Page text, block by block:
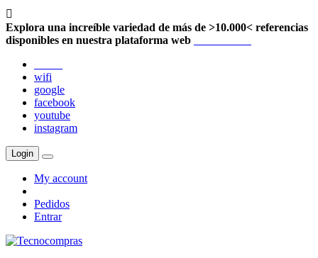

Explora una increíble variedad de más de >10.000< referencias
disponibles en nuestra plataforma web
wifi
google
facebook
youtube
instagram
Login
My account
Pedidos
Entrar